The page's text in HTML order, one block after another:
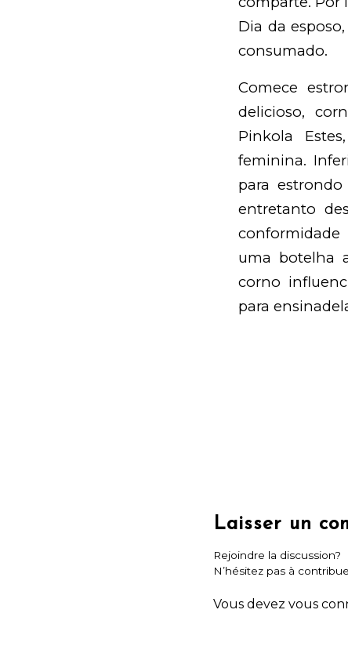
Dia da
consumado.
Comece
delicioso,
Pinkola
feminina.
para
entretanto
conformidade
uma botelha
corno
para
Laisser un
Rejoindre la discussion?
N’hésitez pas à
Vous devez vous